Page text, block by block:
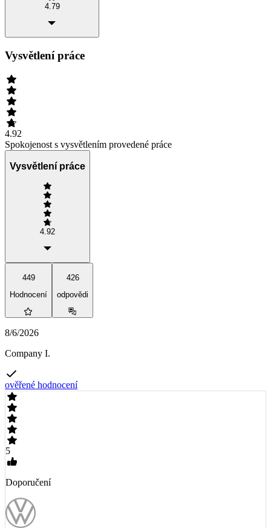
4.79
Vysvětlení práce
4.92
Spokojenost s vysvětlením provedené práce
Vysvětlení práce
4.92
449
Hodnocení
426
odpovědi
8/6/2026
Company I.
ověřené hodnocení
5
Doporučení